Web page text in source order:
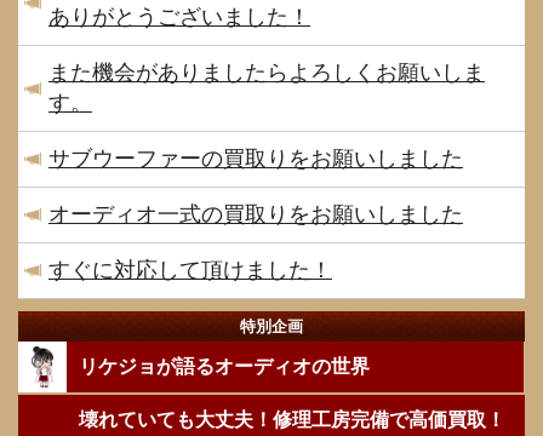
ありがとうございました！
また機会がありましたらよろしくお願いしま
す。
サブウーファーの買取りをお願いしました
オーディオ一式の買取りをお願いしました
すぐに対応して頂けました！
特別企画
リケジョが語るオーディオの世界
壊れていても大丈夫！修理工房完備で高価買取！